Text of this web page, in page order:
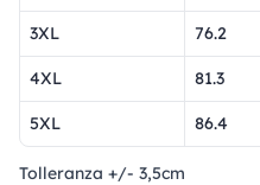
3XL 76.2
4XL 81.3
5XL 86.4
Tolleranza +/- 3,5cm